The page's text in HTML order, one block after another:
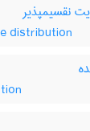
نقسیمپذیر
distribution